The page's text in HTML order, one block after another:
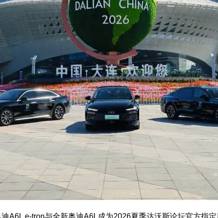
迪A6L e-tron与全新奥迪A6L成为2026夏季达沃斯论坛官方指